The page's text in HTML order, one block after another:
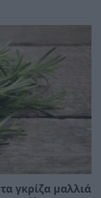
γκρίζα μαλλιά